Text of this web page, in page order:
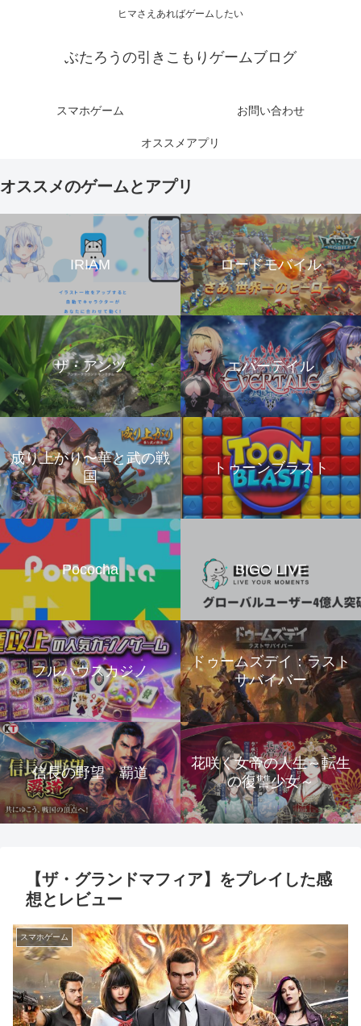
ヒマさえあればゲームしたい
ぶたろうの引きこもりゲームブログ
スマホゲーム お問い合わせ
オススメアプリ
オススメのゲームとアプリ
IRIAM ロードモバイル
ザ・アンツ エバーテイル
成り上がり〜華と武の戦
国
トゥーンブラスト
Pococha BIGO LIVE
フルハウスカジノ
ドゥームズデイ：ラスト
サバイバー
信長の野望 覇道
花咲く女帝の人生～転生
の復讐少女～
【ザ・グランドマフィア】をプレイした感
想とレビュー
スマホゲーム